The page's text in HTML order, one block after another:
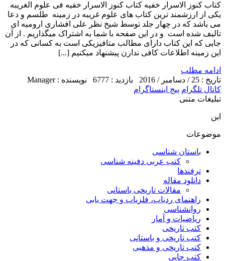
کتاب کنوز الاسرار خفیه کتاب کنوز الاسرار خفیه فی علوم الغریبه
یکی از ارزشمند ترین کتاب های علوم غریبه در زمینه طلسم و دعا
می باشد که در چهار جلد توسط شیخ نظر علی افشاری ارومیه ای
تالیف شده است و در این صفحه با شما به اشتراک میگذاریم . از آن
جایی که این کتاب دارای مطالب متافیزیکی است به کسانی که در
این زمینه اطلاعات کافی ندارن پیشنهاد میکنیم [...]
ادامه مطلب
تاریخ : 25 / دسامبر / 2016
بازدید : 6777
نویسنده : Manager
کانال تلگرام پیج اینستاگرام
تبلیغات متنی
این
موضوعات
باستان شناسی
کتب عربی دفینه شناسی
ترفندها
دانلود مقاله
مقالات تاریخی باستانی
راهنمای ردیاب، فلزیاب و جهت یابی
روانشناسی
ریاضیات و آمار
کتب تاریخی
کتب تاریخی و باستانی
کتب تاریخی و مذهبی
کتب چاپی